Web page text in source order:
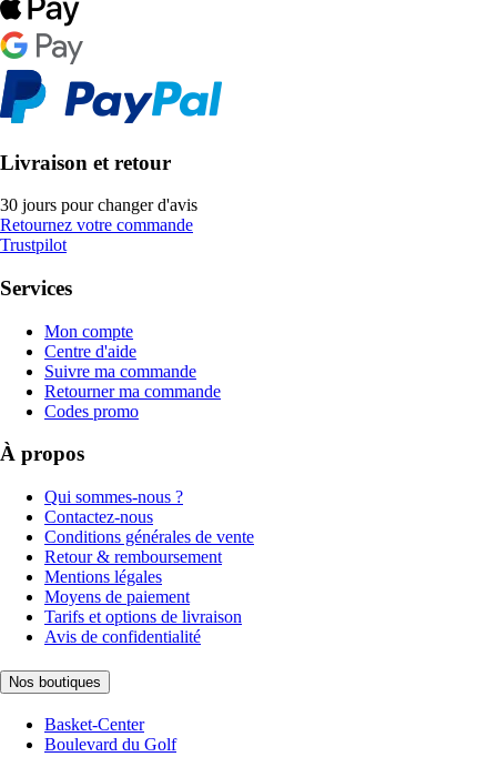
Livraison et retour
30 jours pour changer d'avis
Retournez votre commande
Trustpilot
Services
Mon compte
Centre d'aide
Suivre ma commande
Retourner ma commande
Codes promo
À propos
Qui sommes-nous ?
Contactez-nous
Conditions générales de vente
Retour & remboursement
Mentions légales
Moyens de paiement
Tarifs et options de livraison
Avis de confidentialité
Nos boutiques
Basket-Center
Boulevard du Golf